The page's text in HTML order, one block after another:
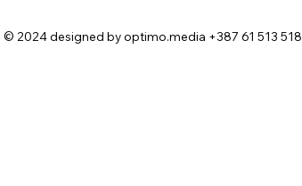
© 2024 designed by optimo.media +387 61 513 518